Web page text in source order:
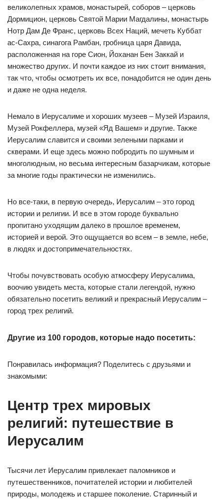
великолепных храмов, монастырей, соборов – церковь
Дормицион, церковь Святой Марии Магдалины, монастырь
Нотр Дам Де Франс, церковь Всех Наций, мечеть Куббат
ас-Сахра, синагога Рамбан, гробница царя Давида,
расположенная на горе Сион, Йоханан Бен Заккай и
множество других. И почти каждое из них стоит внимания,
так что, чтобы осмотреть их все, понадобится не один день
и даже не одна неделя.
Немало в Иерусалиме и хороших музеев – Музей Израиля,
Музей Рокфеллера, музей «Яд Вашем» и другие. Также
Иерусалим славится и своими зелеными парками и
скверами. И еще здесь можно побродить по шумным и
многолюдным, но весьма интересным базарчикам, которые
за многие годы практически не изменились.
Но все-таки, в первую очередь, Иерусалим – это город
истории и религии. И все в этом городе буквально
пропитано уходящим далеко в прошлое временем,
историей и верой. Это ощущается во всем – в земле, небе,
в людях и достопримечательностях.
Чтобы почувствовать особую атмосферу Иерусалима,
воочию увидеть места, которые стали легендой, нужно
обязательно посетить великий и прекрасный Иерусалим –
город трех религий.
Другие из 100 городов, которые надо посетить:
Понравилась информация? Поделитесь с друзьями и
знакомыми:
Центр трех мировых
религий: путешествие в
Иерусалим
Тысячи лет Иерусалим привлекает паломников и
путешественников, почитателей истории и любителей
природы, молодежь и старшее поколение. Старинный и